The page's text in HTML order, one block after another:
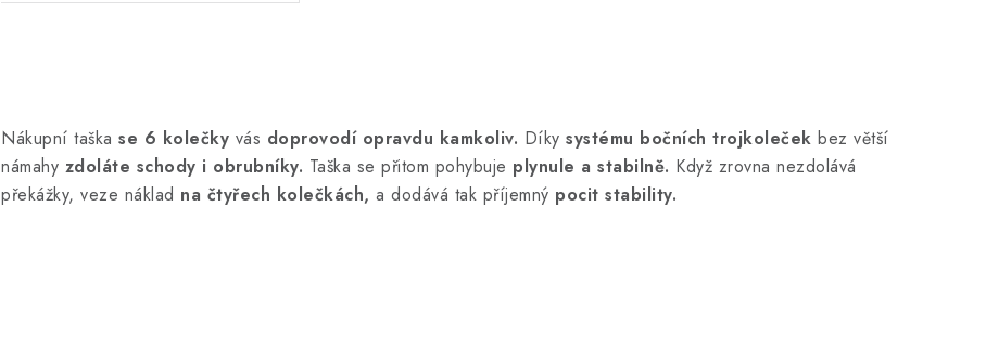
v
l
á
Nákupní taška se 6 kolečky vás doprovodí opravdu kamkoliv. Díky systému bočních trojkoleček bez větší
námahy zdoláte schody i obrubníky. Taška se přitom pohybuje plynule a stabilně. Když zrovna nezdolává
překážky, veze náklad na čtyřech kolečkách, a dodává tak příjemný pocit stability.